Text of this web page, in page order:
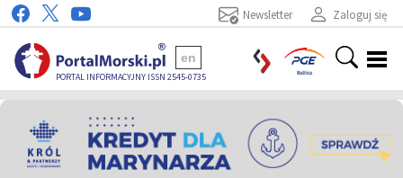
Zaloguj się
Newsletter
PORTAL INFORMACYJNY ISSN 2545-0735
en